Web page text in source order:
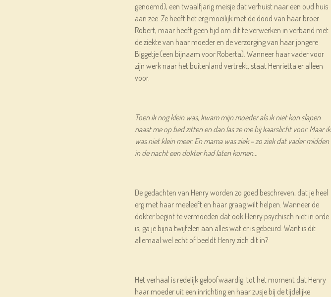
genoemd), een twaalfjarig meisje dat verhuist naar een oud huis
aan zee. Ze heeft het erg moeilijk met de dood van haar broer
Robert, maar heeft geen tijd om dit te verwerken in verband met
de ziekte van haar moeder en de verzorging van haar jongere
Biggetje (een bijnaam voor Roberta). Wanneer haar vader voor
zijn werk naar het buitenland vertrekt, staat Henrietta er alleen
voor.
Toen ik nog klein was, kwam mijn moeder als ik niet kon slapen
naast me op bed zitten en dan las ze me bij kaarslicht voor. Maar ik
was niet klein meer. En mama was ziek – zo ziek dat vader midden
in de nacht een dokter had laten komen…
De gedachten van Henry worden zo goed beschreven, dat je heel
erg met haar meeleeft en haar graag wilt helpen. Wanneer de
dokter begint te vermoeden dat ook Henry psychisch niet in orde
is, ga je bijna twijfelen aan alles wat er is gebeurd. Want is dit
allemaal wel echt of beeldt Henry zich dit in?
Het verhaal is redelijk geloofwaardig. tot het moment dat Henry
haar moeder uit een inrichting en haar zusje bij de tijdelijke